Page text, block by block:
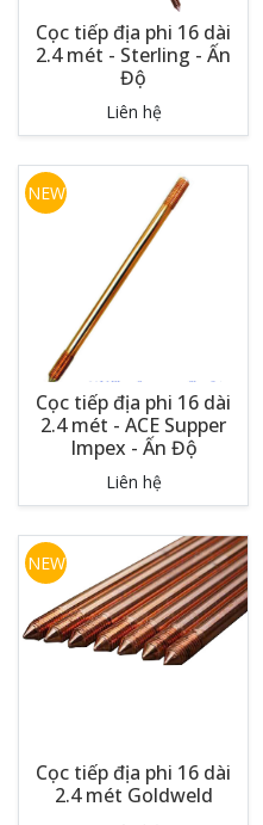
Cọc tiếp địa phi 16 dài
2.4 mét - Sterling - Ấn
Độ
Liên hệ
NEW
Cọc tiếp địa phi 16 dài
2.4 mét - ACE Supper
Impex - Ấn Độ
Liên hệ
NEW
Cọc tiếp địa phi 16 dài
2.4 mét Goldweld